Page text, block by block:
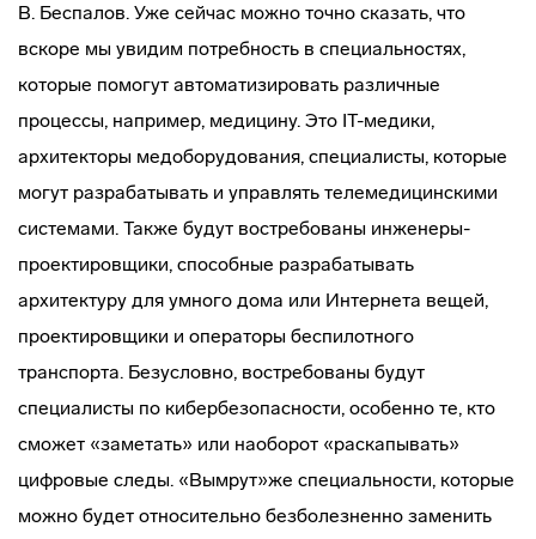
В. Беспалов. Уже сейчас можно точно сказать, что
вскоре мы увидим потребность в специальностях,
которые помогут автоматизировать различные
процессы, например, медицину. Это IT-медики,
архитекторы медоборудования, специалисты, которые
могут разрабатывать и управлять телемедицинскими
системами. Также будут востребованы инженеры-
проектировщики, способные разрабатывать
архитектуру для умного дома или Интернета вещей,
проектировщики и операторы беспилотного
транспорта. Безусловно, востребованы будут
специалисты по кибербезопасности, особенно те, кто
сможет «заметать» или наоборот «раскапывать»
цифровые следы. «Вымрут»же специальности, которые
можно будет относительно безболезненно заменить